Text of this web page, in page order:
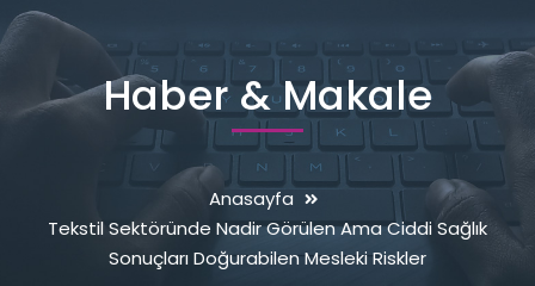
Haber & Makale
Anasayfa
Tekstil Sektöründe Nadir Görülen Ama Ciddi Sağlık
Sonuçları Doğurabilen Mesleki Riskler